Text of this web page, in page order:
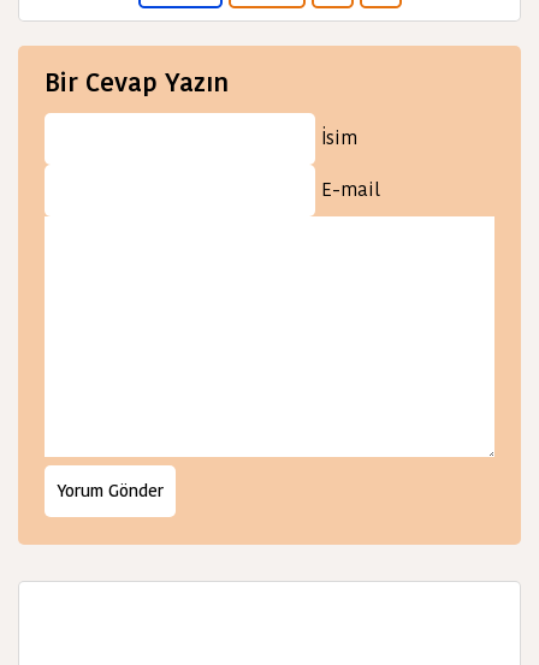
Bir Cevap Yazın
İsim
E-mail